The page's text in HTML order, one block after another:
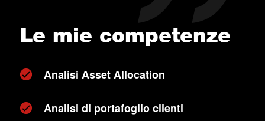
Le mie competenze
Analisi Asset Allocation
Analisi di portafoglio clienti